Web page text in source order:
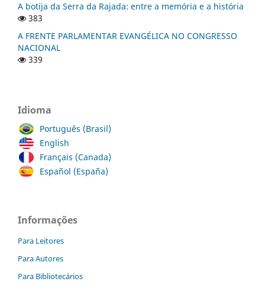
A botija da Serra da Rajada: entre a memória e a história
383
A FRENTE PARLAMENTAR EVANGÉLICA NO CONGRESSO
NACIONAL
339
Idioma
Português (Brasil)
English
Français (Canada)
Español (España)
Informações
Para Leitores
Para Autores
Para Bibliotecários